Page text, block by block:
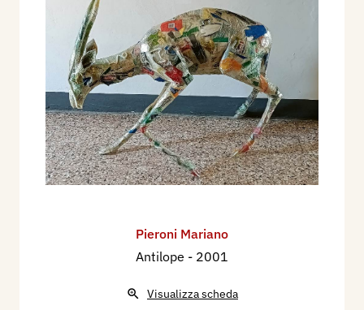
Pieroni Mariano
Antilope - 2001
Visualizza scheda